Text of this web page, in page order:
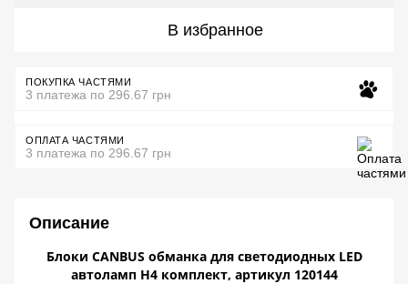
В избранное
ПОКУПКА ЧАСТЯМИ
3 платежа по 296.67 грн
ОПЛАТА ЧАСТЯМИ
3 платежа по 296.67 грн
Описание
Блоки CANBUS обманка для светодиодных LED
автоламп H4 комплект, артикул 120144